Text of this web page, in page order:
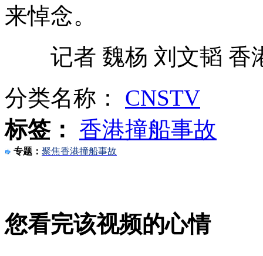
美首辩前拜登意外口误给奥巴马添堵
实录:全港哀悼日 金紫荆广场下半旗
美国总统候选人首场电视辩论开始
女孩北京地铁殴打老人 痛下狠手拳打脚踢
来悼念。
记者 魏杨 刘文韬 香
分类名称： CNSTV
标签：
香港撞船事故
专题： 聚焦香港撞船事故
您看完该视频的心情